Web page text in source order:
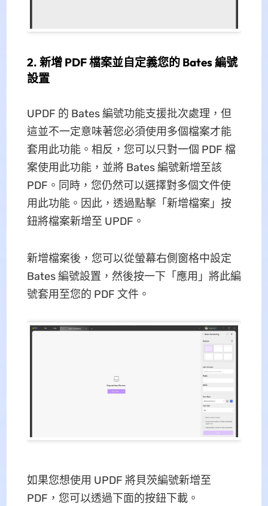
2. 新增 PDF 檔案並自定義您的 Bates 編號
設置
UPDF 的 Bates 編號功能支援批次處理，但
這並不一定意味著您必須使用多個檔案才能
套用此功能。相反，您可以只對一個 PDF 檔
案使用此功能，並將 Bates 編號新增至該
PDF。同時，您仍然可以選擇對多個文件使
用此功能。因此，透過點擊「新增檔案」按
鈕將檔案新增至 UPDF。
新增檔案後，您可以從螢幕右側窗格中設定
Bates 編號設置，然後按一下「應用」將此編
號套用至您的 PDF 文件。
如果您想使用 UPDF 將貝茨編號新增至
PDF，您可以透過下面的按鈕下載。